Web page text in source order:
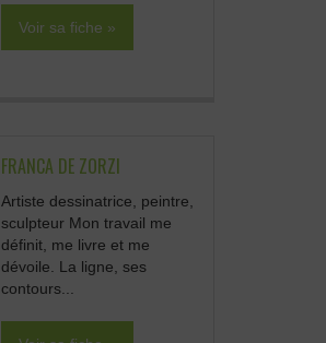
Voir sa fiche »
FRANCA DE ZORZI
Artiste dessinatrice, peintre,
sculpteur Mon travail me
définit, me livre et me
dévoile. La ligne, ses
contours...